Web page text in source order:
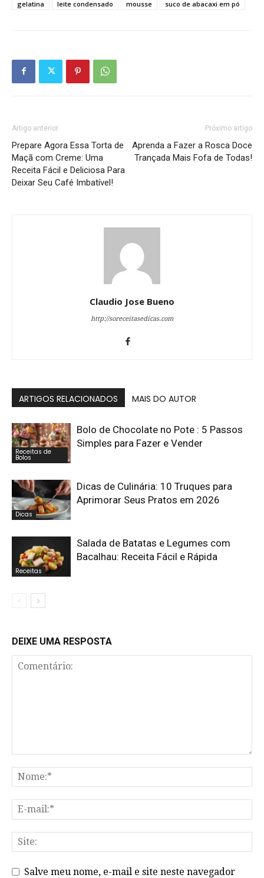
gelatina leite condensado mousse suco de abacaxi em pó
Artigo anterior
Prepare Agora Essa Torta de
Maçã com Creme: Uma
Receita Fácil e Deliciosa Para
Deixar Seu Café Imbatível!
Próximo artigo
Aprenda a Fazer a Rosca Doce
Trançada Mais Fofa de Todas!
Claudio Jose Bueno
http://soreceitasedicas.com
ARTIGOS RELACIONADOS MAIS DO AUTOR
Receitas de
Bolos
Bolo de Chocolate no Pote : 5 Passos
Simples para Fazer e Vender
Dicas
Dicas de Culinária: 10 Truques para
Aprimorar Seus Pratos em 2026
Receitas
Salada de Batatas e Legumes com
Bacalhau: Receita Fácil e Rápida
DEIXE UMA RESPOSTA
Salve meu nome, e-mail e site neste navegador